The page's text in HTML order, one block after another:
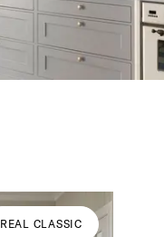
REAL CLASSIC